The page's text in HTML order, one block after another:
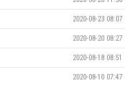
2020-08-23 08:07
2020-08-20 08:27
2020-08-18 08:51
2020-08-10 07:47